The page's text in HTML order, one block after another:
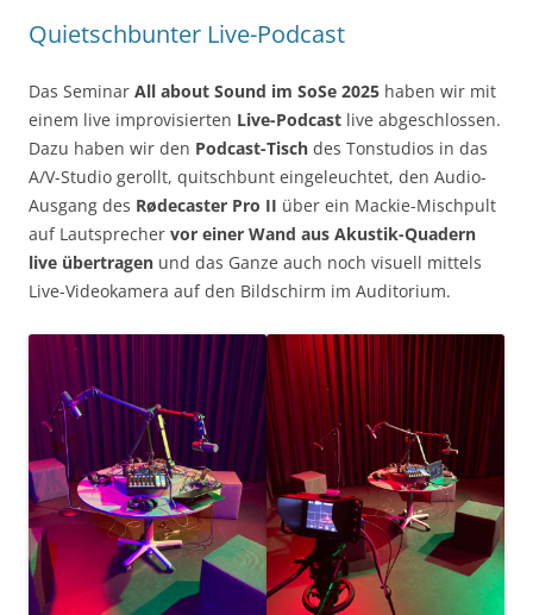
Quietschbunter Live-Podcast
Das Seminar All about Sound im SoSe 2025 haben wir mit
einem live improvisierten Live-Podcast live abgeschlossen.
Dazu haben wir den Podcast-Tisch des Tonstudios in das
A/V-Studio gerollt, quitschbunt eingeleuchtet, den Audio-
Ausgang des Rødecaster Pro II über ein Mackie-Mischpult
auf Lautsprecher vor einer Wand aus Akustik-Quadern
live übertragen und das Ganze auch noch visuell mittels
Live-Videokamera auf den Bildschirm im Auditorium.